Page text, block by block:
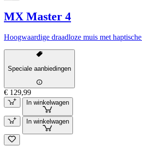
MX Master 4
Hoogwaardige draadloze muis met
Speciale aanbiedingen
€ 129,99
In winkelwagen
In winkelwagen